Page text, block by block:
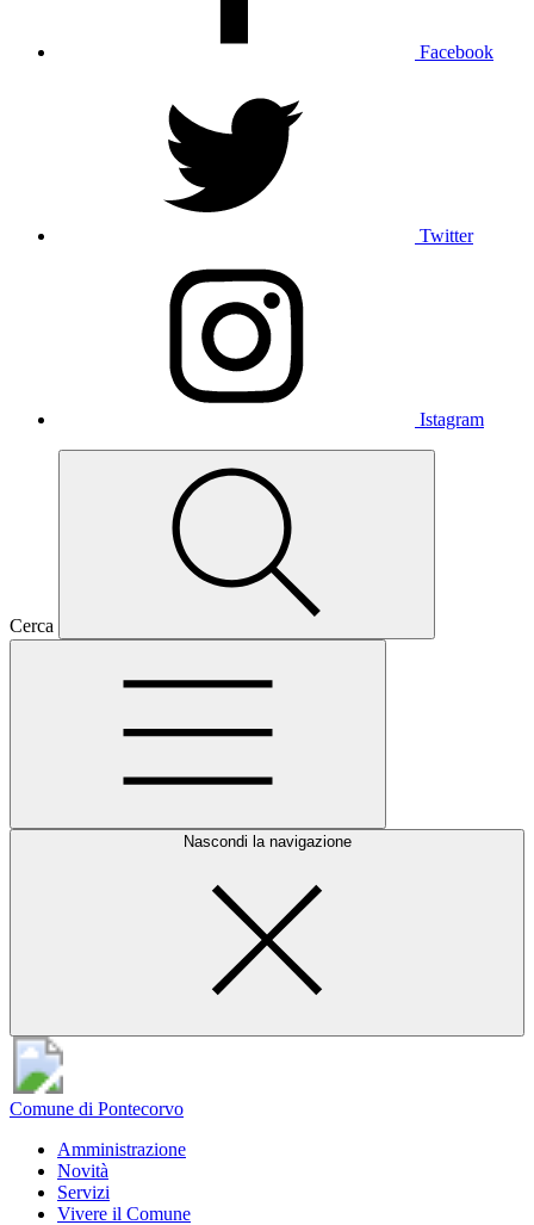
Facebook
Twitter
Istagram
Cerca
Nascondi la navigazione
Comune di Pontecorvo
Amministrazione
Novità
Servizi
Vivere il Comune